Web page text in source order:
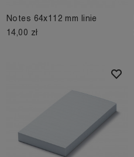
Notes 64x112 mm linie
14,00 zł